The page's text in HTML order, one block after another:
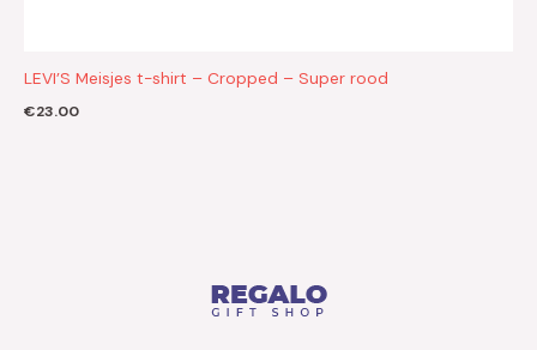
LEVI’S Meisjes t-shirt – Cropped – Super rood
€23.00